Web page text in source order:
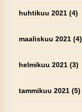
huhtikuu 2021(4)
maaliskuu 2021(4)
helmikuu 2021(3)
tammikuu 2021(5)